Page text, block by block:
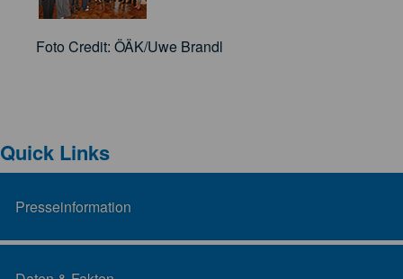
Foto Credit: ÖÄK/Uwe Brandl
Quick Links
Presseinformation